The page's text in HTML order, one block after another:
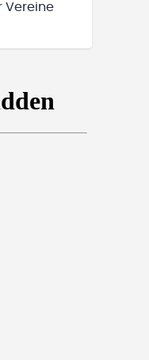
Vereine